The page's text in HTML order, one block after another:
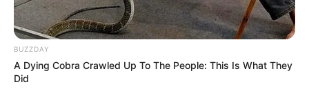
ΤΑΥΤΟΤΗΤΑ ΚΑΙ ΕΠΙΚΟΙΝΩΝΙΑ ΟΡΟΙ ΧΡΗΣΗΣ
BUZZDAY
A Dying Cobra Crawled Up To The People: This Is What They
Did